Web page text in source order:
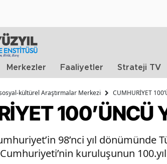
Merkezler Faaliyetler Strateji TV
kültürel Araştırmalar Merkezi CUMHURİYET
100’ÜNCÜ
98’nci yıl dönümünde
Cumhuriyeti’nin kuruluşunun